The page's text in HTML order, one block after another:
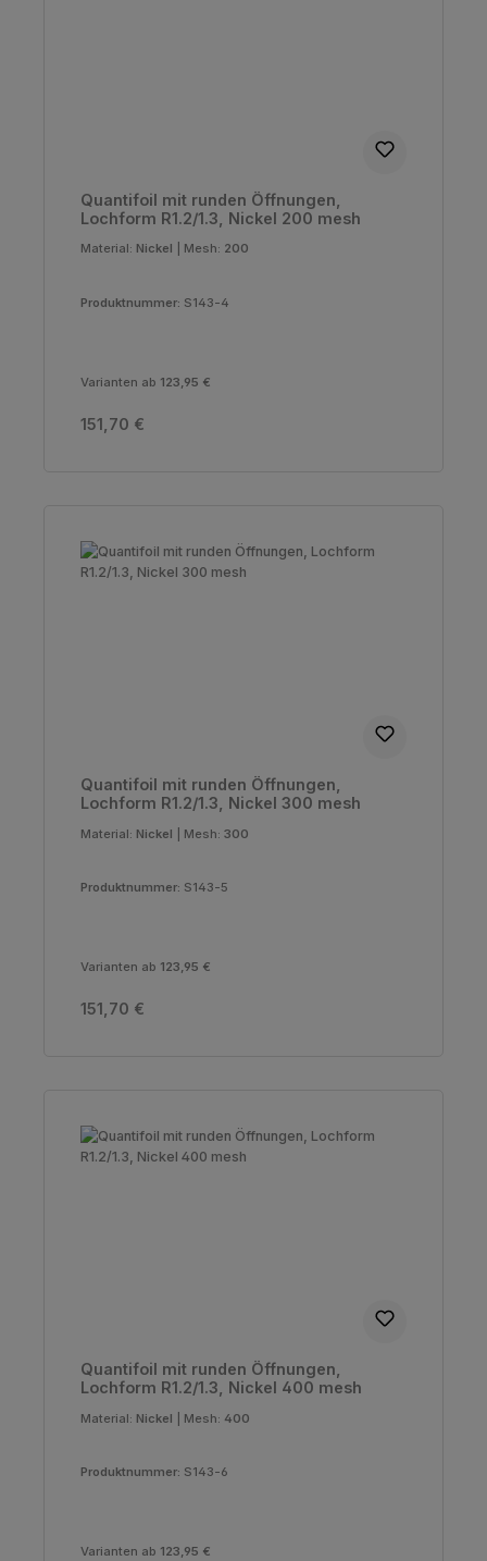
Quantifoil mit runden Öffnungen,
Lochform R1.2/1.3, Nickel 200 mesh
Material: Nickel Mesh: 200
Produktnummer: S143-4
Varianten ab 123,95 €
Regulärer Preis:
151,70 €
Quantifoil mit runden Öffnungen,
Lochform R1.2/1.3, Nickel 300 mesh
Material: Nickel Mesh: 300
Produktnummer: S143-5
Varianten ab 123,95 €
Regulärer Preis:
151,70 €
Quantifoil mit runden Öffnungen,
Lochform R1.2/1.3, Nickel 400 mesh
Material: Nickel Mesh: 400
Produktnummer: S143-6
Varianten ab 123,95 €